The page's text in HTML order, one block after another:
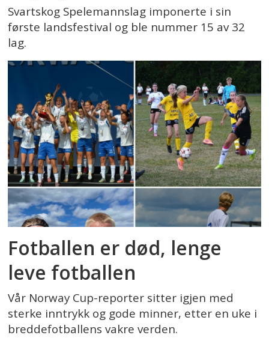
Svartskog Spelemannslag imponerte i sin
første landsfestival og ble nummer 15 av 32
lag.
Fotballen er død, lenge
leve fotballen
Vår Norway Cup-reporter sitter igjen med
sterke inntrykk og gode minner, etter en uke i
breddefotballens vakre verden.